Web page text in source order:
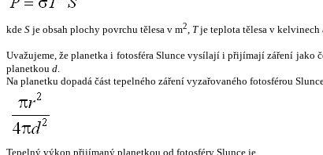
kde S je obsah plochy povrchu tělesa v m2, Tje teplota tělesa v kelvinech
Uvažujeme, že planetka i fotosféra Slunce vysílají i přijímají záření jako
planetkou d.
Na planetku dopadá část tepelného záření vyzařovaného fotosférou
Tepelný výkon přijímaný planetkou od fotosféry Slunce je